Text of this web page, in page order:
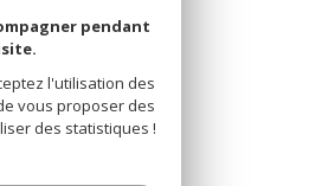
51 02 15 35
pendant
l'utilisation des
vous proposer des
des statistiques !